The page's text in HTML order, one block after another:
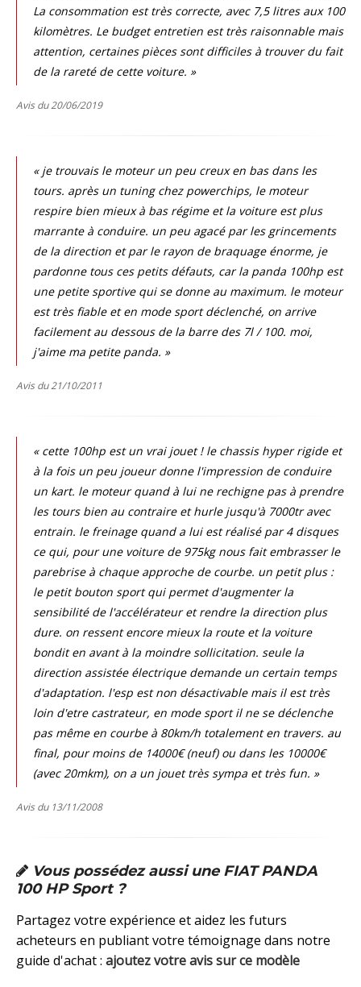
La consommation est très correcte, avec 7,5 litres aux 100
kilomètres. Le budget entretien est très raisonnable mais
attention, certaines pièces sont difficiles à trouver du fait
de la rareté de cette voiture. »
Avis du 20/06/2019
« je trouvais le moteur un peu creux en bas dans les
tours. après un tuning chez powerchips, le moteur
respire bien mieux à bas régime et la voiture est plus
marrante à conduire. un peu agacé par les grincements
de la direction et par le rayon de braquage énorme, je
pardonne tous ces petits défauts, car la panda 100hp est
une petite sportive qui se donne au maximum. le moteur
est très fiable et en mode sport déclenché, on arrive
facilement au dessous de la barre des 7l / 100. moi,
j'aime ma petite panda. »
Avis du 21/10/2011
« cette 100hp est un vrai jouet ! le chassis hyper rigide et
à la fois un peu joueur donne l'impression de conduire
un kart. le moteur quand à lui ne rechigne pas à prendre
les tours bien au contraire et hurle jusqu'à 7000tr avec
entrain. le freinage quand a lui est réalisé par 4 disques
ce qui, pour une voiture de 975kg nous fait embrasser le
parebrise à chaque approche de courbe. un petit plus :
le petit bouton sport qui permet d'augmenter la
sensibilité de l'accélérateur et rendre la direction plus
dure. on ressent encore mieux la route et la voiture
bondit en avant à la moindre sollicitation. seule la
direction assistée électrique demande un certain temps
d'adaptation. l'esp est non désactivable mais il est très
loin d'etre castrateur, en mode sport il ne se déclenche
pas même en courbe à 80km/h totalement en travers. au
final, pour moins de 14000€ (neuf) ou dans les 10000€
(avec 20mkm), on a un jouet très sympa et très fun. »
Avis du 13/11/2008
Vous possédez aussi une FIAT PANDA
100 HP Sport ?
Partagez votre expérience et aidez les futurs
acheteurs en publiant votre témoignage dans notre
guide d'achat : ajoutez votre avis sur ce modèle